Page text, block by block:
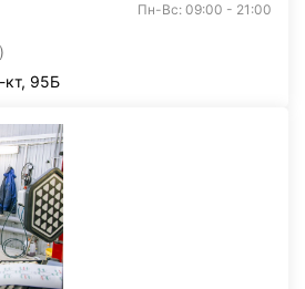
Пн-Вс: 09:00 - 21:00
кт, 95Б